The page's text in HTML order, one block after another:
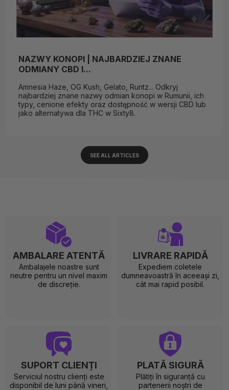
NAZWY KONOPI | NAJBARDZIEJ ZNANE
ODMIANY CBD I...
Amnesia Haze, OG Kush, Gelato, Runtz... Odkryj
najbardziej znane nazwy odmian konopi w Rumunii, ich
typy, cenione efekty oraz dostępność w wersji CBD lub
jako alternatywa dla THC w Sixty8.
SEE ALL ARTICLES
AMBALARE ATENTĂ
Ambalajele noastre sunt
neutre pentru un nivel maxim
de discreție.
LIVRARE RAPIDĂ
Expediem coletele
dumneavoastră în aceeași zi,
cât mai rapid posibil.
SUPORT CLIENȚI
Serviciul nostru clienți este
disponibil de luni până vineri,
PLATĂ SIGURĂ
Plătiți în siguranță cu
partenerii noștri de